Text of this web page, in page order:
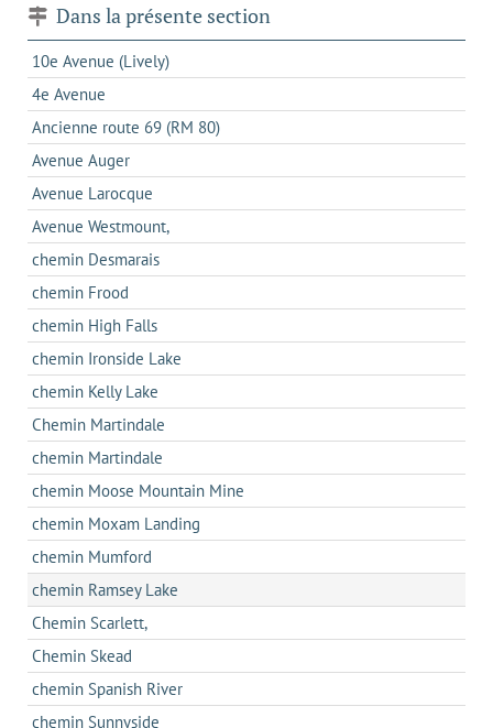
Dans la présente section
10e Avenue (Lively)
4e Avenue
Ancienne route 69 (RM 80)
Avenue Auger
Avenue Larocque
Avenue Westmount,
chemin Desmarais
chemin Frood
chemin High Falls
chemin Ironside Lake
chemin Kelly Lake
Chemin Martindale
chemin Martindale
chemin Moose Mountain Mine
chemin Moxam Landing
chemin Mumford
chemin Ramsey Lake
Chemin Scarlett,
Chemin Skead
chemin Spanish River
chemin Sunnyside